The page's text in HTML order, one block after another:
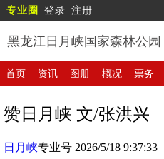
专业圈 登录 注册
黑龙江日月峡国家森林公园
首页 资讯 图册 概况 票务
赞日月峡 文/张洪兴
日月峡专业号 2026/5/18 9:37:33